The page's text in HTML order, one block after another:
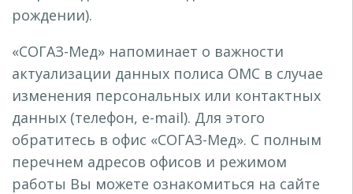
рождении).
«СОГАЗ-Мед» напоминает о важности
актуализации данных полиса ОМС в случае
изменения персональных или контактных
данных (телефон, e-mail). Для этого
обратитесь в офис «СОГАЗ-Мед». С полным
перечнем адресов офисов и режимом
работы Вы можете ознакомиться на сайте